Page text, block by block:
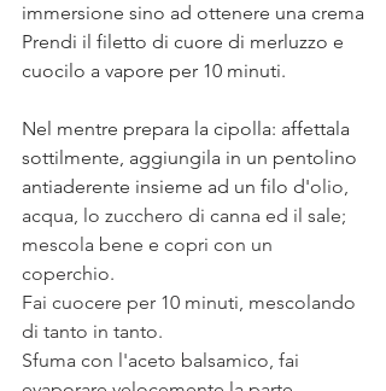
immersione sino ad ottenere una crema
Prendi il filetto di cuore di merluzzo e
cuocilo a vapore per 10 minuti.
Nel mentre prepara la cipolla: affettala
sottilmente, aggiungila in un pentolino
antiaderente insieme ad un filo d'olio,
acqua, lo zucchero di canna ed il sale;
mescola bene e copri con un
coperchio.
Fai cuocere per 10 minuti, mescolando
di tanto in tanto.
Sfuma con l'aceto balsamico, fai